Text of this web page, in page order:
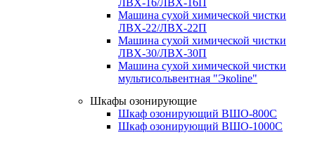
ЛВХ-16/ЛВХ-16П
Машина сухой химической чистки
ЛВХ-22/ЛВХ-22П
Машина сухой химической чистки
ЛВХ-30/ЛВХ-30П
Машина сухой химической чистки
мультисольвентная "Экоline"
Шкафы озонирующие
Шкаф озонирующий ВШО-800С
Шкаф озонирующий ВШО-1000С